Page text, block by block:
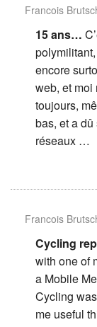
Francois
15 ans…
encore
web, et
toujours,
bas, et a
réseaux …
Francois
Cycling
with one of
a Mobile
Cycling
me useful